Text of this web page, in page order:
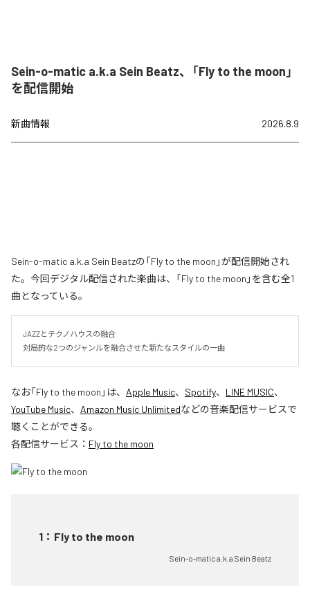
Sein-o-matic a.k.a Sein Beatz、「Fly to the moon」
を配信開始
新曲情報 2026.8.9
Sein-o-matic a.k.a Sein Beatzの「Fly to the moon」が配信開始され
た。今回デジタル配信された楽曲は、「Fly to the moon」を含む全1
曲となっている。
JAZZとテクノハウスの融合
対局的な2つのジャンルを融合させた新たなスタイルの一曲
なお「Fly to the moon 」は、 Apple Music、 Spotify、 LINE MUSIC、
YouTube Music、 Amazon Music Unlimitedなどの音楽配信サービスで
聴くことができる。
各配信サービス： Fly to the moon
1 ： Fly to the moon
Sein-o-matic a.k.a Sein Beatz